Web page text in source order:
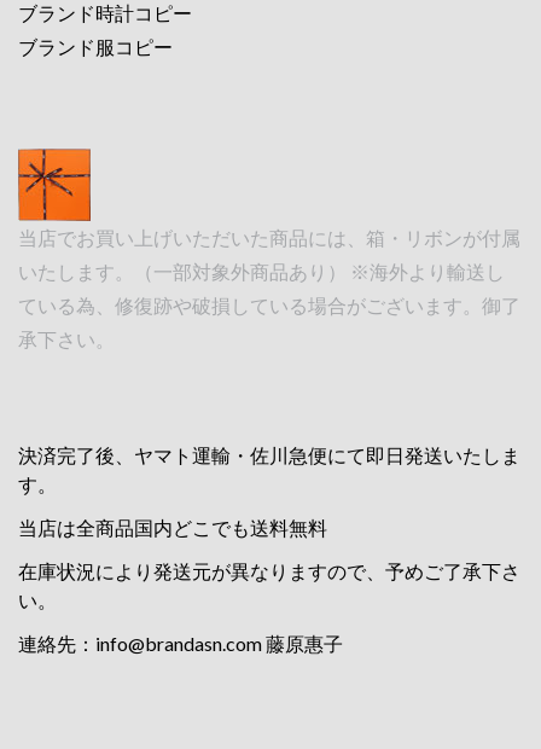
ブランド時計コピー
ブランド服コピー
当店でお買い上げいただいた商品には、箱・リボンが付属
いたします。（一部対象外商品あり） ※海外より輸送し
ている為、修復跡や破損している場合がございます。御了
承下さい。
決済完了後、ヤマト運輸・佐川急便にて即日発送いたしま
す。
当店は全商品国内どこでも送料無料
在庫状況により発送元が異なりますので、予めご了承下さ
い。
連絡先： info@brandasn.com藤原惠子